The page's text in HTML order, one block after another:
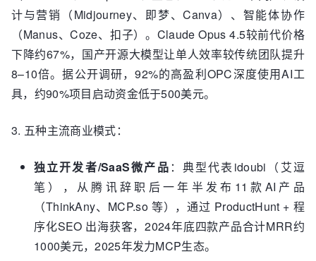
计与营销（Midjourney、即梦、Canva）、智能体协作
（Manus、Coze、扣子）。Claude Opus 4.5较前代价格
下降约67%，国产开源大模型让单人效率较传统团队提升
8–10倍。据公开调研，92%的高盈利OPC深度使用AI工
具，约90%项目启动资金低于500美元。
3. 五种主流商业模式：
独立开发者/SaaS微产品 ：典型代表idoubi（艾逗
笔），从腾讯辞职后一年半发布11款AI产品
（ThinkAny、MCP.so 等），通过 ProductHunt + 程
序化SEO 出海获客，2024年底四款产品合计MRR约
1000美元，2025年发力MCP生态。